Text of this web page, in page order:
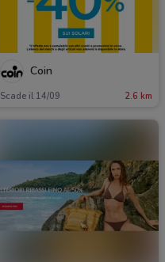
Coin
Scade il 14/09 2.6 km